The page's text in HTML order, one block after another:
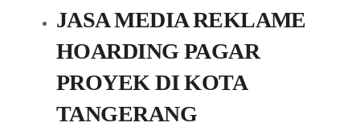
JASA MEDIA REKLAME
HOARDING PAGAR
PROYEK DI KOTA
TANGERANG